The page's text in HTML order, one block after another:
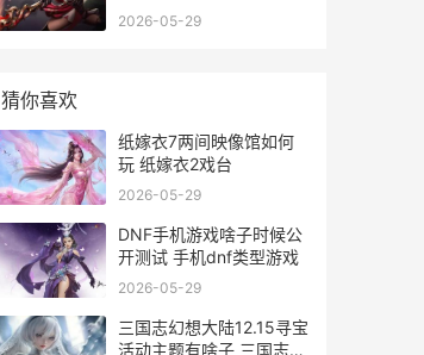
2026-05-29
猜你喜欢
纸嫁衣7两间映像馆如何
玩 纸嫁衣2戏台
2026-05-29
DNF手机游戏啥子时候公
开测试 手机dnf类型游戏
2026-05-29
三国志幻想大陆12.15寻宝
活动主题有啥子 三国志幻